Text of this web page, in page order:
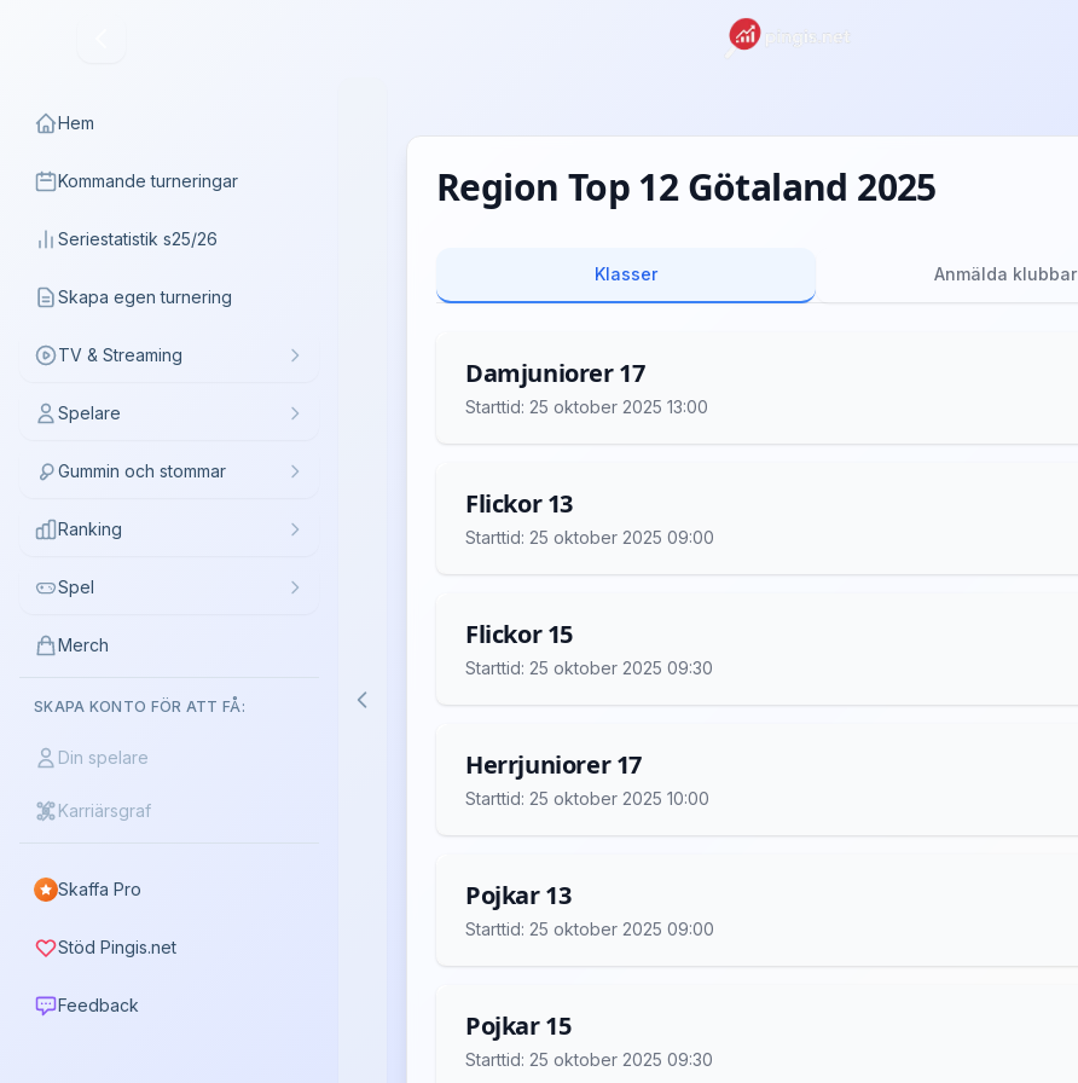
Hem
Kommande turneringar
Seriestatistik s25/26
Skapa egen turnering
TV & Streaming
Spelare
Gummin och stommar
Ranking
Spel
Merch
SKAPA KONTO FÖR ATT FÅ:
Din spelare
Karriärsgraf
Skaffa Pro
Stöd Pingis.net
Feedback
Region Top 12 Götaland 2025
Klasser Anmälda klubbar
Damjuniorer 17
Starttid: 25 oktober 2025 13:00
Flickor 13
Starttid: 25 oktober 2025 09:00
Flickor 15
Starttid: 25 oktober 2025 09:30
Herrjuniorer 17
Starttid: 25 oktober 2025 10:00
Pojkar 13
Starttid: 25 oktober 2025 09:00
Pojkar 15
Starttid: 25 oktober 2025 09:30